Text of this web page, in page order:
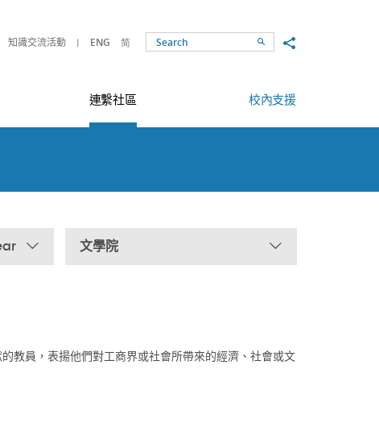
知識交流活動 ENG 简 SearchShare to
連繫社區 校內支援
文學院
教員，表揚他們對工商界或社會所帶來的經濟、社會或文